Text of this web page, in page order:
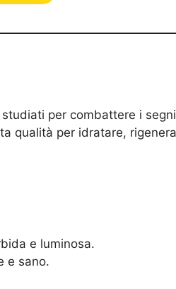
€.29,99 €.
studiati per combattere i
qualità per idratare,
e luminosa.
e sano.